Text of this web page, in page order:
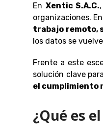
En Xentic S.A.C.
organizaciones.
trabajo remoto,
los datos se
Frente a este
solución clave para
el cumplimiento
¿Qué es